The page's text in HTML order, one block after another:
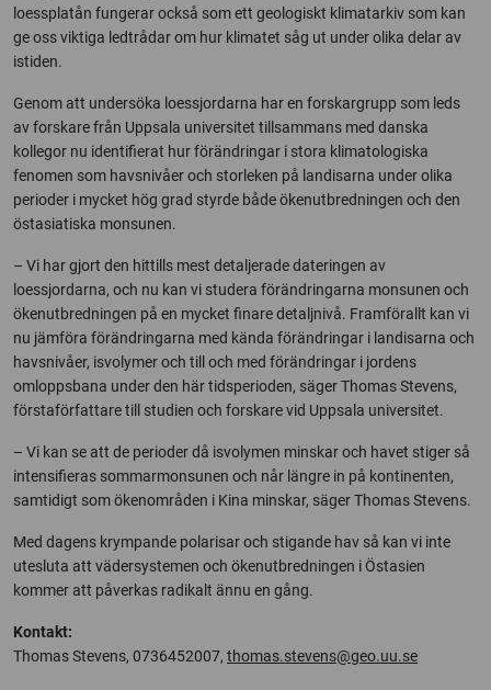
loessplatån fungerar också som ett geologiskt klimatarkiv som kan
ge oss viktiga ledtrådar om hur klimatet såg ut under olika delar av
istiden.
Genom att undersöka loessjordarna har en forskargrupp som leds
av forskare från Uppsala universitet tillsammans med danska
kollegor nu identifierat hur förändringar i stora klimatologiska
fenomen som havsnivåer och storleken på landisarna under olika
perioder i mycket hög grad styrde både ökenutbredningen och den
östasiatiska monsunen.
– Vi har gjort den hittills mest detaljerade dateringen av
loessjordarna, och nu kan vi studera förändringarna monsunen och
ökenutbredningen på en mycket finare detaljnivå. Framförallt kan vi
nu jämföra förändringarna med kända förändringar i landisarna och
havsnivåer, isvolymer och till och med förändringar i jordens
omloppsbana under den här tidsperioden, säger Thomas Stevens,
förstaförfattare till studien och forskare vid Uppsala universitet.
– Vi kan se att de perioder då isvolymen minskar och havet stiger så
intensifieras sommarmonsunen och når längre in på kontinenten,
samtidigt som ökenområden i Kina minskar, säger Thomas Stevens.
Med dagens krympande polarisar och stigande hav så kan vi inte
utesluta att vädersystemen och ökenutbredningen i Östasien
kommer att påverkas radikalt ännu en gång.
Kontakt:
Thomas Stevens, 0736452007, thomas.stevens@geo.uu.se